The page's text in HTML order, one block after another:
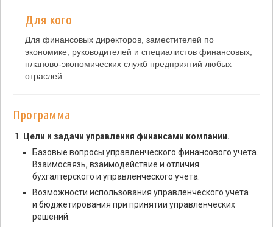
Для кого
Для финансовых директоров, заместителей по
экономике, руководителей и специалистов финансовых,
планово-экономических служб предприятий любых
отраслей
Программа
Цели и задачи управления финансами компании.
Базовые вопросы управленческого финансового учета.
Взаимосвязь, взаимодействие и отличия
бухгалтерского и управленческого учета.
Возможности использования управленческого учета
и бюджетирования при принятии управленческих
решений.